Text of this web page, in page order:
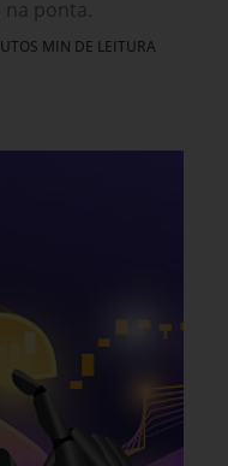
ponta.
MIN DE LEITURA